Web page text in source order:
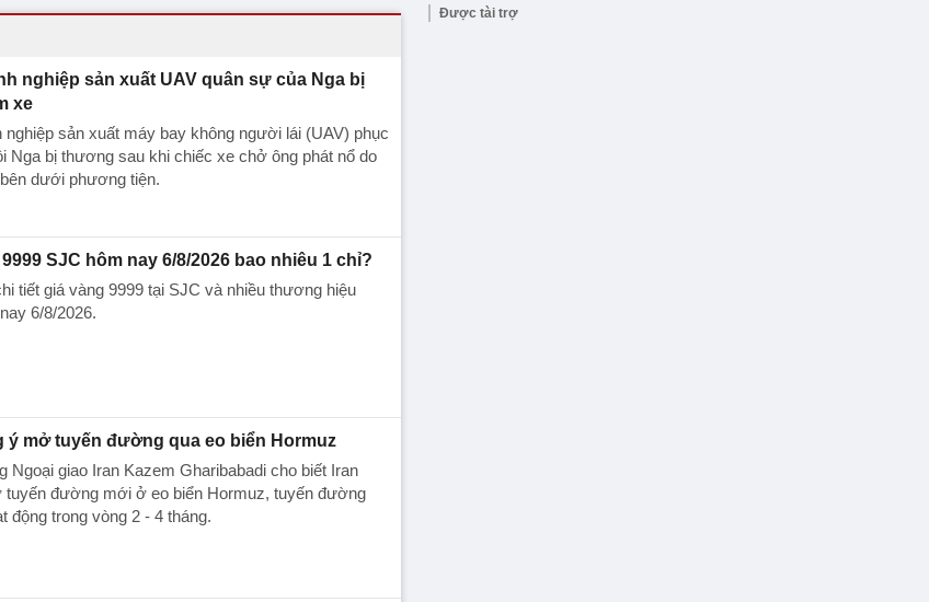
nghiệp sản xuất UAV quân sự của Nga bị
xe
nghiệp sản xuất máy bay không người lái (UAV) phục
Nga bị thương sau khi chiếc xe chở ông phát nổ do
dưới phương tiện.
SJC hôm nay 6/8/2026 bao nhiêu 1 chỉ?
tiết giá vàng 9999 tại SJC và nhiều thương hiệu
6/8/2026.
ý mở tuyến đường qua eo biển Hormuz
Ngoại giao Iran Kazem Gharibabadi cho biết Iran
tuyến đường mới ở eo biển Hormuz, tuyến đường
động trong vòng 2 - 4 tháng.
Được tài trợ